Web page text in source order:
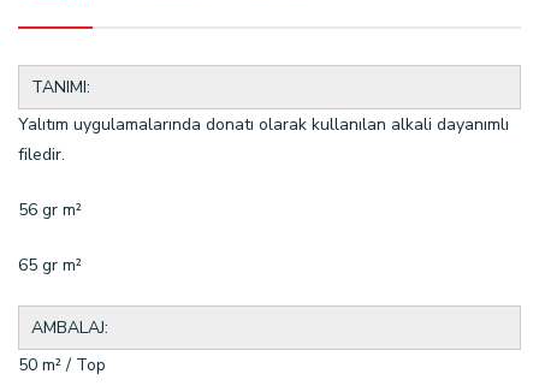
TANIMI:
Yalıtım uygulamalarında donatı olarak kullanılan alkali dayanımlı
filedir.
56 gr m²
65 gr m²
AMBALAJ:
50 m² / Top